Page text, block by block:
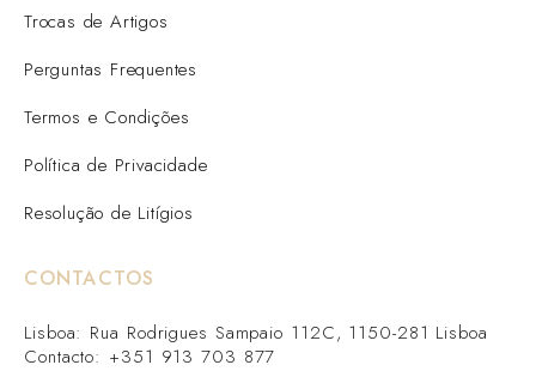
Trocas de Artigos
Perguntas Frequentes
Termos e Condições
Política de Privacidade
Resolução de Litígios
CONTACTOS
Lisboa: Rua Rodrigues Sampaio 112C, 1150-281 Lisboa
Contacto: +351 913 703 877